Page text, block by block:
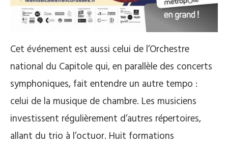
Cet événement est aussi celui de l’Orchestre
national du Capitole qui, en parallèle des concerts
symphoniques, fait entendre un autre tempo :
celui de la musique de chambre. Les musiciens
investissent régulièrement d’autres répertoires,
allant du trio à l’octuor. Huit formations